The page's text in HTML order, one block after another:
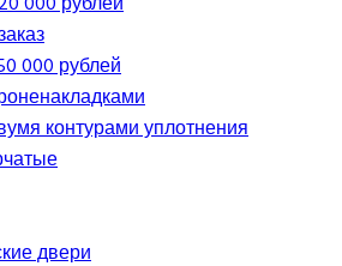
000 рублей
контурами уплотнения
двери